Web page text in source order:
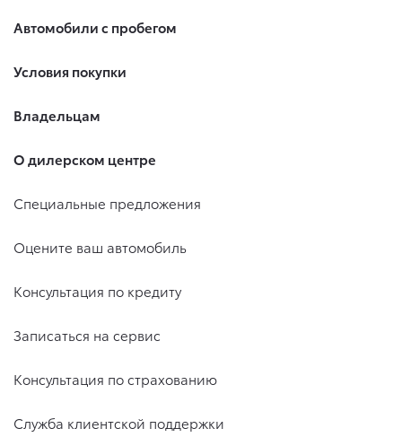
Автомобили с пробегом
Условия покупки
Владельцам
О дилерском центре
Специальные предложения
Оцените ваш автомобиль
Консультация по кредиту
Записаться на сервис
Консультация по страхованию
Служба клиентской поддержки